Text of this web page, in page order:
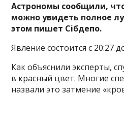
Астрономы сообщили,
можно увидеть полное
этом пишет Сiбдепо.
Явление состоится с 20:27
Как объяснили эксперты,
в красный цвет. Многие
назвали это затмение